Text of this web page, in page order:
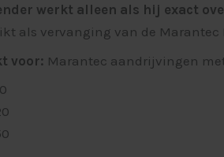
werkt alleen als hij exact
als vervanging van de
voor: Marantec aandrijvingen